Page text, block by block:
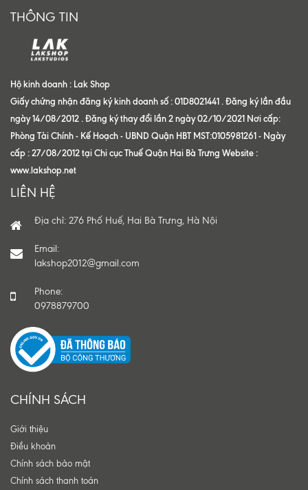
THÔNG TIN
Hộ kinh doanh : Lak Shop
Giấy chứng nhận đăng ký kinh doanh số : 01D8021441 . Đăng ký lần đầu
ngày 14/08/2012 . Đăng ký thay đổi lần 2 ngày 02/10/2021 Nơi cấp:
Phòng Tài Chính - Kế Hoạch - UBND Quận HBT MST:0105981261 - Ngày
cấp : 27/08/2012 tại Chi cục Thuế Quận Hai Bà Trưng Website :
www.lakshop.net
LIÊN HỆ
Địa chỉ: 276 Phố Huế, Hai Bà Trưng, Hà Nội
Email:
lakshop2012@gmail.com
Phone:
0978879700
CHÍNH SÁCH
Giới thiệu
Điều khoản
Chính sách bảo mật
Chính sách thanh toán